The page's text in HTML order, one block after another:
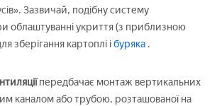
Зазвичай, подібну систему
облаштуванні укриття (з приблизною
зберігання картоплі ібуряка .
передбачає монтаж вертикальних
каналом або трубою, розташованої на